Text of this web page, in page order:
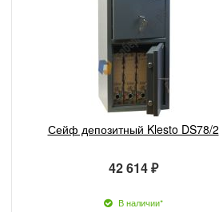
Сейф депозитный Klesto DS78/2
42 614 ₽
В наличии*